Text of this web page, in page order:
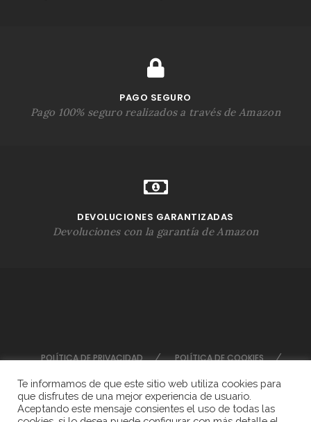
PAGO SEGURO
Pago 100% seguro realizados a través de Amazon
DEVOLUCIONES GARANTIZADAS
Devoluciones con la garantía de Amazon
POLÍTICA DE PRIVACIDAD
POLÍTICA DE COOKIES
AVISOS LEGALES
Te informamos de que este sitio web utiliza cookies para
que disfrutes de una mejor experiencia de usuario.
Aceptando este mensaje consientes el uso de todas las